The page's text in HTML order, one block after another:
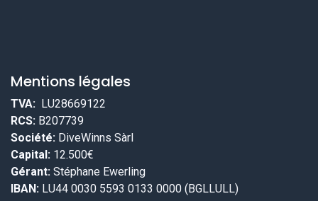
Mentions légales
TVA: LU28669122
RCS: B207739
Société: DiveWinns Sàrl
Capital: 12.500€
Gérant: Stéphane Ewerling
IBAN: LU44 0030 5593 0133 0000 (BGLLULL)